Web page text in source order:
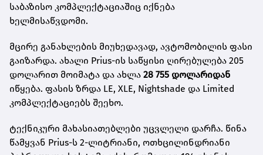
საბაზისო კომპლექტაციაშიც იქნება
ხელმისაწვდომი.
მცირე განახლების მიუხედავად, ავტომობილის ფასი
გაიზარდა. ახალი Prius-ის საწყისი ღირებულება 205
დოლარით მოიმატა და ახლა 28 755 დოლარიდან
იწყება. ფასის ზრდა LE, XLE, Nightshade და Limited
კომპლექტაციებს შეეხო.
ტექნიკური მახასიათებლები უცვლელი დარჩა. წინა
წამყვან Prius-ს 2-ლიტრიანი, ოთხცილინდრიანი